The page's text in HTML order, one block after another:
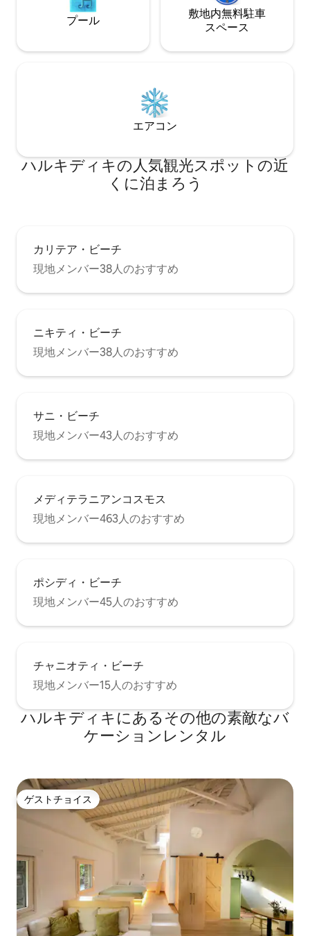
プール
敷地内無料駐⁠車
ス⁠ペ⁠ー⁠ス
エアコン
ハルキディキの人気観光スポットの近
くに泊まろう
カリテア・ビーチ
現地メンバー38人のおすすめ
ニキティ・ビーチ
現地メンバー38人のおすすめ
サニ・ビーチ
現地メンバー43人のおすすめ
メディテラニアンコスモス
現地メンバー463人のおすすめ
ポシディ・ビーチ
現地メンバー45人のおすすめ
チャニオティ・ビーチ
現地メンバー15人のおすすめ
ハルキディキにあるその他の素敵なバ
ケーションレンタル
ゲストチョイス
ゲストチョイス